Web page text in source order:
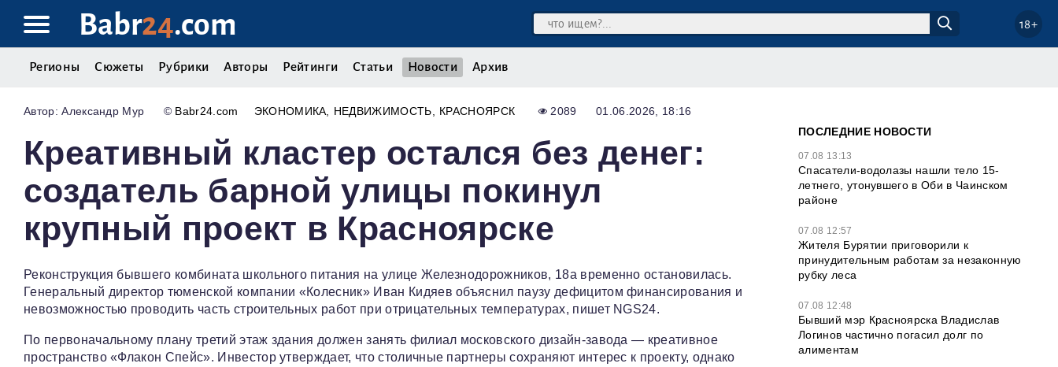
Babr24.com 18+
Регионы Сюжеты Рубрики Авторы Рейтинги Статьи Новости Архив
Александр Мур © Babr24.com ЭКОНОМИКА НЕДВИЖИМОСТЬ КРАСНОЯРСК 2089 01.06.2026, 18:16
Креативный кластер остался без денег:
создатель барной улицы покинул
крупный проект в Красноярске
Реконструкция бывшего комбината школьного питания на улице Железнодорожников, 18а временно остановилась.
Генеральный директор тюменской компании «Колесник» Иван Кидяев объяснил паузу дефицитом финансирования и
невозможностью проводить часть строительных работ при отрицательных температурах, пишет NGS24.
По первоначальному плану третий этаж здания должен занять филиал московского дизайн-завода — креативное
пространство «Флакон Спейс». Инвестор утверждает, что столичные партнеры сохраняют интерес к проекту, однако
ПОСЛЕДНИЕ НОВОСТИ
07.08 13:13
Спасатели-водолазы нашли тело 15-
летнего, утонувшего в Оби в Чаинском
районе
07.08 12:57
Жителя Бурятии приговорили к
принудительным работам за незаконную
рубку леса
07.08 12:48
Бывший мэр Красноярска Владислав
Логинов частично погасил долг по
алиментам